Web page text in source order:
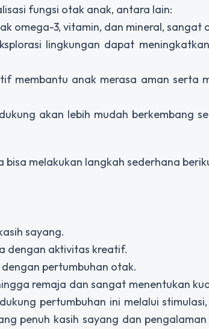
fungsi otak anak, antara lain:
omega-3, vitamin, dan mineral, sangat
lingkungan dapat
membantu anak merasa aman serta
akan lebih mudah berkembang
melakukan langkah sederhana
sayang.
dengan aktivitas kreatif.
pertumbuhan otak.
remaja dan sangat menentukan
pertumbuhan ini melalui
penuh kasih sayang dan